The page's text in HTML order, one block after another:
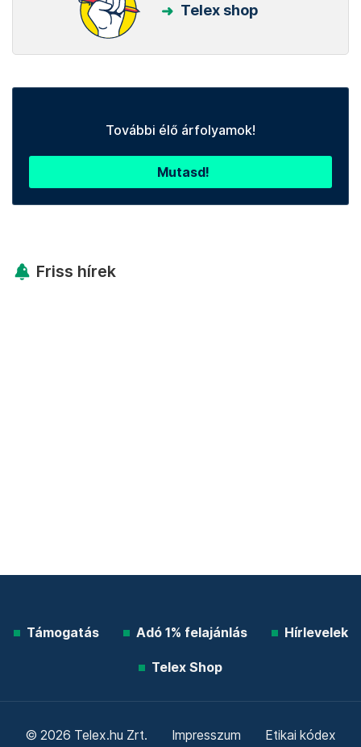
Telex shop
További élő árfolyamok!
Mutasd!
Friss hírek
Támogatás Adó 1% felajánlás Hírlevelek
Telex Shop
© 2026 Telex.hu Zrt. Impresszum Etikai kódex